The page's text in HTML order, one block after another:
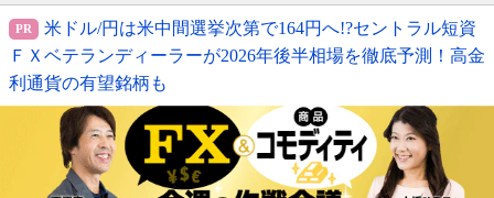
米ドル/円は米中間選挙次第で164円へ!?セントラル短資
ＦＸベテランディーラーが2026年後半相場を徹底予測！高金
利通貨の有望銘柄も